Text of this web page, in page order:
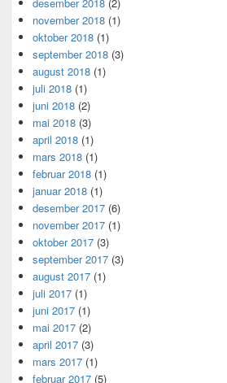
desember 2018 (2)
november 2018 (1)
oktober 2018 (1)
september 2018 (3)
august 2018 (1)
juli 2018 (1)
juni 2018 (2)
mai 2018 (3)
april 2018 (1)
mars 2018 (1)
februar 2018 (1)
januar 2018 (1)
desember 2017 (6)
november 2017 (1)
oktober 2017 (3)
september 2017 (3)
august 2017 (1)
juli 2017 (1)
juni 2017 (1)
mai 2017 (2)
april 2017 (3)
mars 2017 (1)
februar 2017 (5)